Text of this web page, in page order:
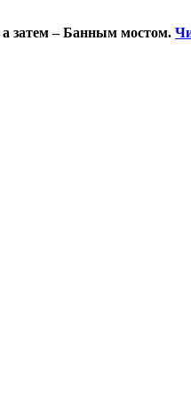
затем – Банным мостом.